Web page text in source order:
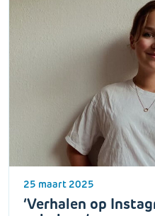
25 maart 2025
‘Verhalen op